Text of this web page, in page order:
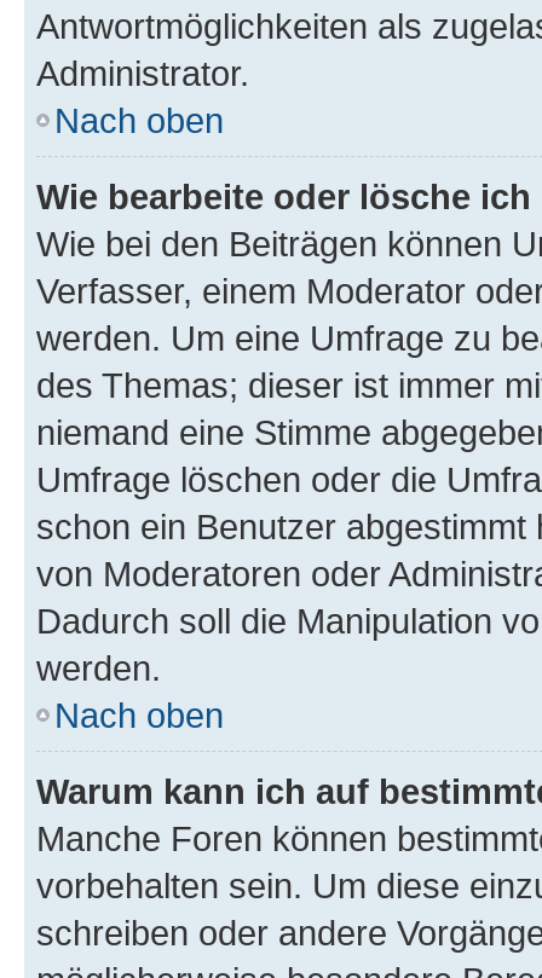
Antwortmöglichkeiten als
Administrator.
Nach oben
Wie bearbeite oder lösche
Wie bei den Beiträgen können
Verfasser, einem Moderator
werden. Um eine Umfrage zu
des Themas; dieser ist immer
niemand eine Stimme
Umfrage löschen oder die
schon ein Benutzer
von Moderatoren oder
Dadurch soll die Manipulation
werden.
Nach oben
Warum kann ich auf
Manche Foren können
vorbehalten sein. Um diese
schreiben oder andere